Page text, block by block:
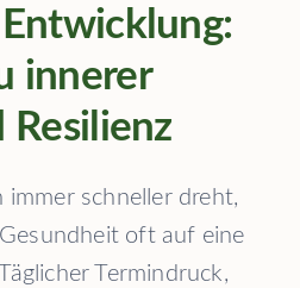
innerer
Resilienz
immer schneller dreht,
oft auf eine
Termindruck,